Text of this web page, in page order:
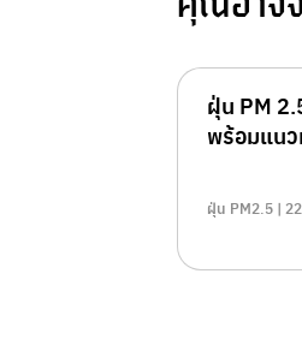
ฝุ่น PM
พร้อมแน
ฝุ่น PM2.5 |